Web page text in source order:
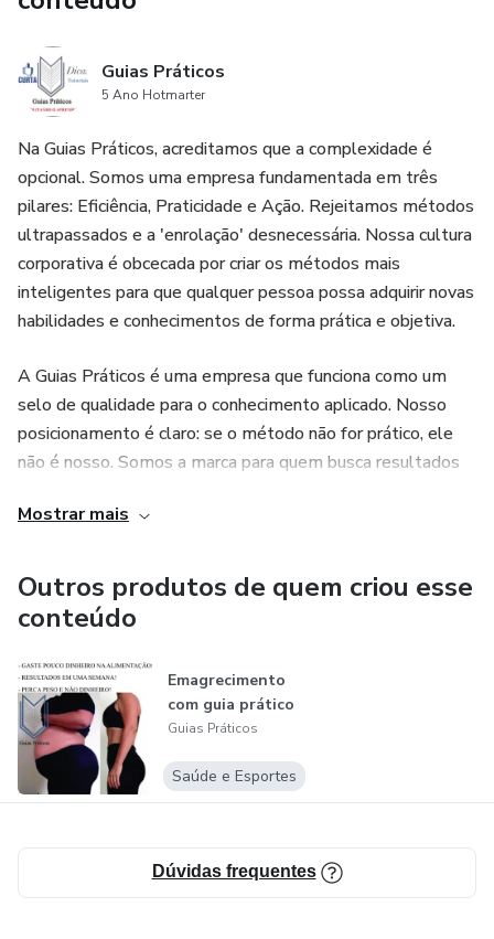
Guias Práticos
5 Ano Hotmarter
Na Guias Práticos, acreditamos que a complexidade é
opcional. Somos uma empresa fundamentada em três
pilares: Eficiência, Praticidade e Ação. Rejeitamos métodos
ultrapassados e a 'enrolação' desnecessária. Nossa cultura
corporativa é obcecada por criar os métodos mais
inteligentes para que qualquer pessoa possa adquirir novas
habilidades e conhecimentos de forma prática e objetiva.
A Guias Práticos é uma empresa que funciona como um
selo de qualidade para o conhecimento aplicado. Nosso
posicionamento é claro: se o método não for prático, ele
não é nosso. Somos a marca para quem busca resultados
teoria, mas sim com a sua capacidade de executar.
Mostrar mais
Outros produtos de quem criou esse
conteúdo
Emagrecimento
com guia prático
Guias Práticos
Saúde e Esportes
Dúvidas frequentes